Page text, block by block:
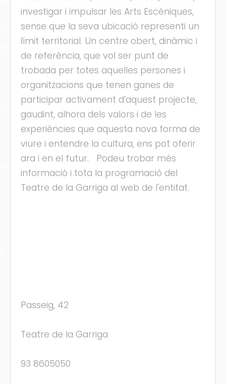
investigar i impulsar les Arts Escèniques,
sense que la seva ubicació representi un
límit territorial. Un centre obert, dinàmic i
de referència, que vol ser punt de
trobada per totes aquelles persones i
organitzacions que tenen ganes de
participar activament d’aquest projecte,
gaudint, alhora dels valors i de les
experiències que aquesta nova forma de
viure i entendre la cultura, ens pot oferir
ara i en el futur. Podeu trobar més
informació i tota la programació del
Teatre de la Garriga al web de l'entitat.
Passeig, 42
Teatre de la Garriga
93 8605050